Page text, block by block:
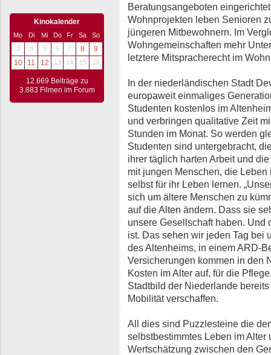
Kinokalender
Mo Di Mi Do Fr Sa
So
3
4 5 6 7 8
9
10
11 12 13 14 15 16
12.669 Beiträge zu
3.883 Filmen im Forum
Beratungsangeboten
Wohnprojekten leben Senioren
jüngeren Mitbewohnern. Im
Wohngemeinschaften mehr
letztere Mitspracherecht im
In der niederländischen Stadt
europaweit einmaliges
Studenten kostenlos im
und verbringen qualitative Zeit
Stunden im Monat. So werden
Studenten sind untergebracht,
ihrer täglich harten Arbeit und
mit jungen Menschen, die
selbst für ihr Leben lernen.
sich um ältere Menschen zu
auf die Alten ändern. Dass sie
unsere Gesellschaft haben.
ist. Das sehen wir jeden Tag bei
des Altenheims, in einem ARD-
Versicherungen kommen in den
Kosten im Alter auf, für die
Stadtbild der Niederlande
Mobilität verschaffen.
All dies sind Puzzlesteine die
selbstbestimmtes Leben im
Wertschätzung zwischen den